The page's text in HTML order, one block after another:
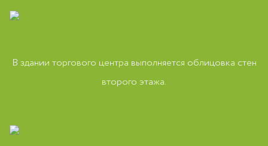
В здании торгового центра выполняется облицовка стен
второго этажа.